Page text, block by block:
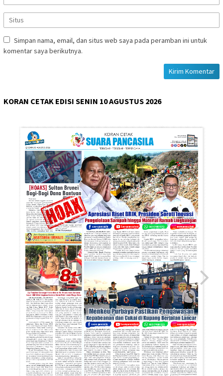
Simpan nama, email, dan situs web saya pada peramban ini untuk
komentar saya berikutnya.
KORAN CETAK EDISI SENIN 10 AGUSTUS 2026